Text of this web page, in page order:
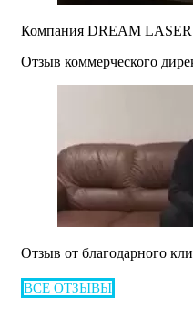
Компания DREAM LASER
Отзыв коммерческого
Отзыв от благодарного
ВСЕ ОТЗЫВЫ